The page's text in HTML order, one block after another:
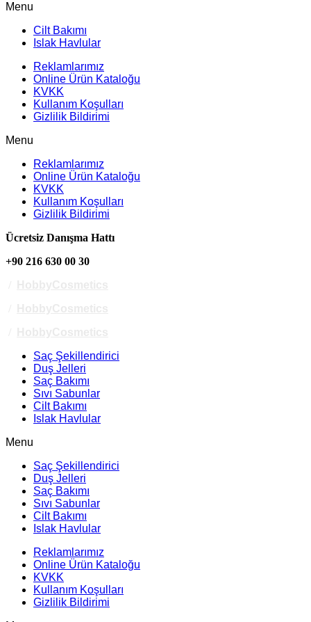
Menu
Cilt Bakımı
Islak Havlular
Reklamlarımız
Online Ürün Kataloğu
KVKK
Kullanım Koşulları
Gizlilik Bildirimi
Menu
Reklamlarımız
Online Ürün Kataloğu
KVKK
Kullanım Koşulları
Gizlilik Bildirimi
Ücretsiz Danışma Hattı
+90 216 630 00 30
Saç Şekillendirici
Duş Jelleri
Saç Bakımı
Sıvı Sabunlar
Cilt Bakımı
Islak Havlular
Menu
Saç Şekillendirici
Duş Jelleri
Saç Bakımı
Sıvı Sabunlar
Cilt Bakımı
Islak Havlular
Reklamlarımız
Online Ürün Kataloğu
KVKK
Kullanım Koşulları
Gizlilik Bildirimi